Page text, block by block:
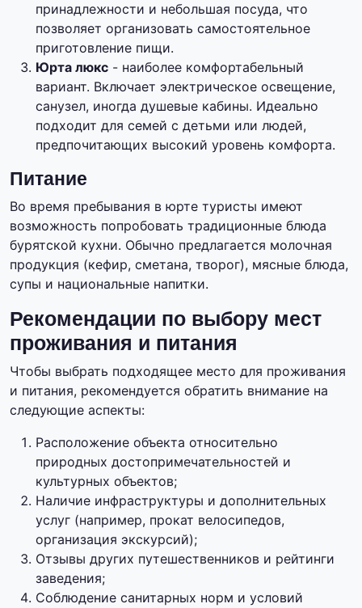
принадлежности и небольшая посуда, что
позволяет организовать самостоятельное
приготовление пищи.
Юрта люкс - наиболее комфортабельный
вариант. Включает электрическое освещение,
санузел, иногда душевые кабины. Идеально
подходит для семей с детьми или людей,
предпочитающих высокий уровень комфорта.
Питание
Во время пребывания в юрте туристы имеют
возможность попробовать традиционные блюда
бурятской кухни. Обычно предлагается молочная
продукция (кефир, сметана, творог), мясные блюда,
супы и национальные напитки.
Рекомендации по выбору мест
проживания и питания
Чтобы выбрать подходящее место для проживания
и питания, рекомендуется обратить внимание на
следующие аспекты:
Расположение объекта относительно
природных достопримечательностей и
культурных объектов;
Наличие инфраструктуры и дополнительных
услуг (например, прокат велосипедов,
организация экскурсий);
Отзывы других путешественников и рейтинги
заведения;
Соблюдение санитарных норм и условий